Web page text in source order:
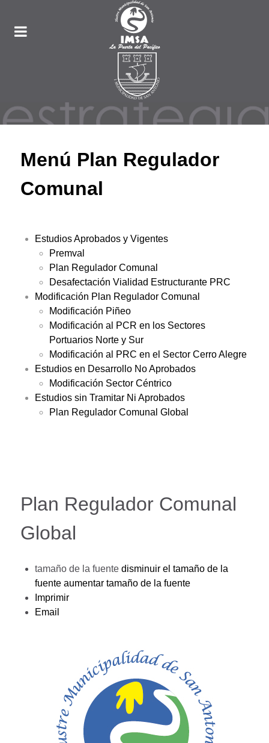
Menú Plan Regulador
Comunal
Estudios Aprobados y Vigentes
Premval
Plan Regulador Comunal
Desafectación Vialidad Estructurante PRC
Modificación Plan Regulador Comunal
Modificación Piñeo
Modificación al PCR en los Sectores
Portuarios Norte y Sur
Modificación al PRC en el Sector Cerro Alegre
Estudios en Desarrollo No Aprobados
Modificación Sector Céntrico
Estudios sin Tramitar Ni Aprobados
Plan Regulador Comunal Global
Plan Regulador Comunal
Global
tamaño de la fuente disminuir el tamaño de la
fuente aumentar tamaño de la fuente
Imprimir
Email